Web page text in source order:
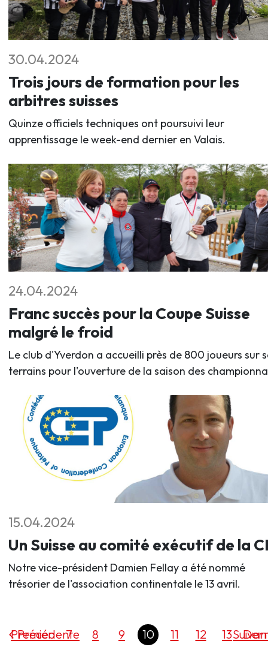
30.04.2024
Trois jours de formation pour les
arbitres suisses
Quinze officiels techniques ont poursuivi leur
apprentissage le week-end dernier en Valais.
24.04.2024
Franc succès pour la Coupe Suisse
malgré le froid
Le club d'Yverdon a accueilli près de 800 joueurs sur
terrains pour l'ouverture de la saison des
15.04.2024
Un Suisse au comité exécutif de la
Notre vice-président Damien Fellay a été nommé
trésorier de l'association continentale le 13 avril.
Précédente
Premier 7 8 9 10 11 12 13